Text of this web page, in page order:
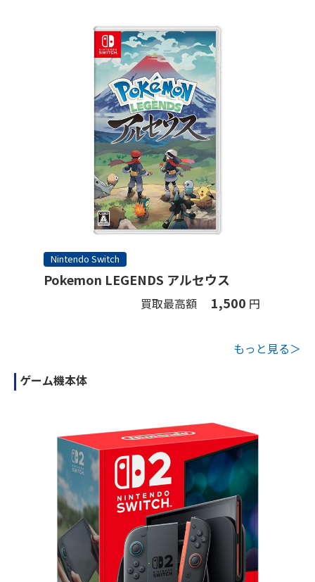
Nintendo Switch
Pokemon LEGENDS アルセウス
買取最高額 1,500 円
もっと見る＞
ゲーム機本体